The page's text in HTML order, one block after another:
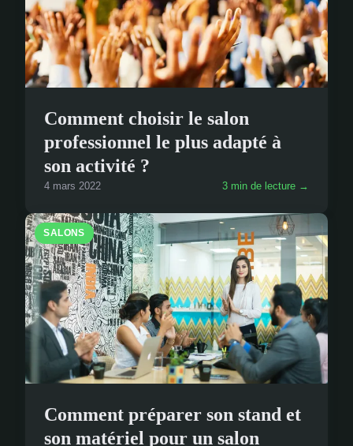
Comment choisir le salon
professionnel le plus adapté à
son activité ?
4 mars 2022 3 min de lecture →
SALONS
Comment préparer son stand et
son matériel pour un salon